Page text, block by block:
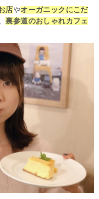
店やオーガニックにこだ
裏参道のおしゃれカフェ